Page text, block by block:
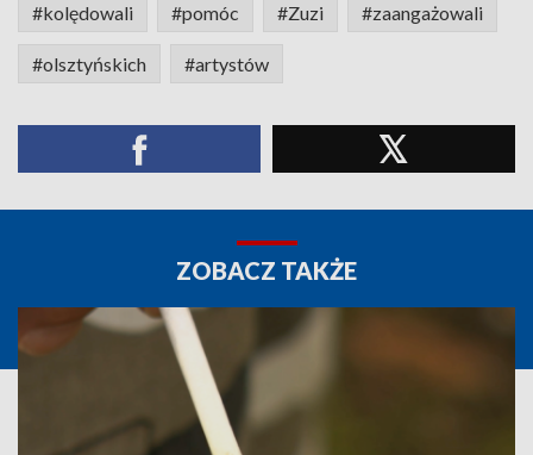
#kolędowali #pomóc #Zuzi #zaangażowali
#olsztyńskich #artystów
ZOBACZ TAKŻE